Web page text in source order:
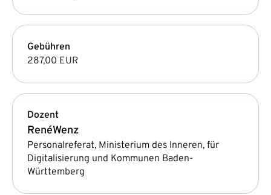
Gebühren
287,00 EUR
Dozent
RenéWenz
Personalreferat, Ministerium des Inneren, für
Digitalisierung und Kommunen Baden-
Württemberg